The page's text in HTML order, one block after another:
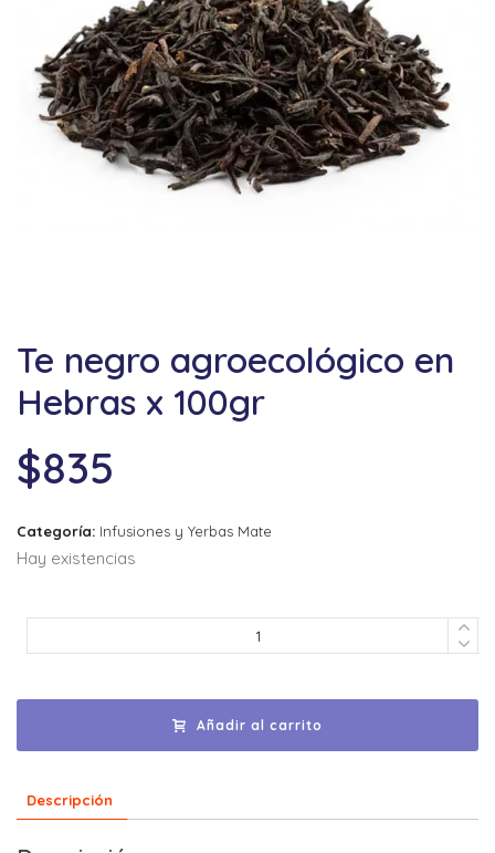
Te negro agroecológico en
Hebras x 100gr
$835
Categoría: Infusiones y Yerbas Mate
Hay existencias
Añadir al carrito
Descripción